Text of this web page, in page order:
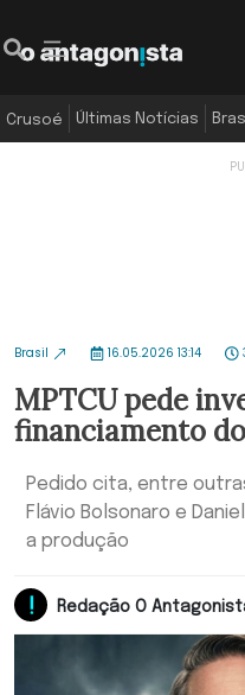
Crusoé Últimas Notícias
Brasil 16.05.2026 13:14
MPTCU pede
financiamento
Pedido cita, entre
Flávio Bolsonaro e
a produção
Redação O